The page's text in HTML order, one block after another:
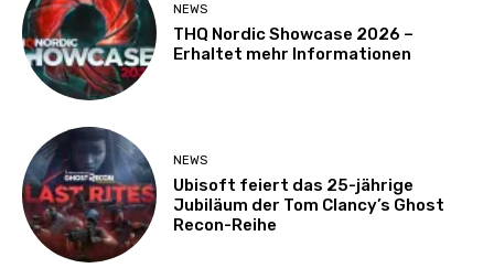
NEWS
THQ Nordic Showcase 2026 –
Erhaltet mehr Informationen
NEWS
Ubisoft feiert das 25-jährige
Jubiläum der Tom Clancy’s Ghost
Recon-Reihe